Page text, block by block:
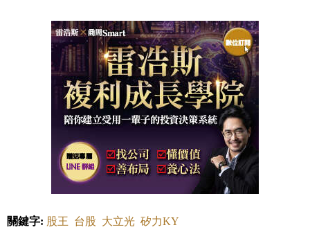
關鍵字: 股王 台股 大立光 矽力KY